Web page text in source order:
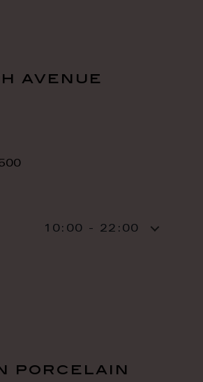
avenue
10:00 - 22:00
porcelain